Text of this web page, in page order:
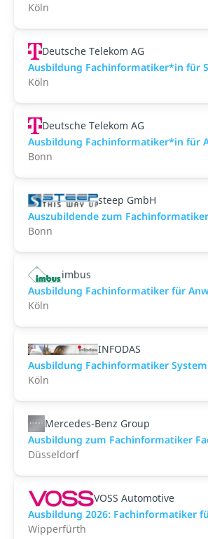
Köln
Deutsche Telekom AG
Ausbildung Fachinformatiker*in für
Köln
Deutsche Telekom AG
Ausbildung Fachinformatiker*in für
Bonn
steep GmbH
Auszubildende zum
Bonn
imbus
Ausbildung Fachinformatiker für
Köln
INFODAS
Ausbildung Fachinformatiker
Köln
Mercedes-Benz Group
Ausbildung zum Fachinformatiker
Düsseldorf
VOSS Automotive
Ausbildung 2026: Fachinformatiker
Wipperfürth